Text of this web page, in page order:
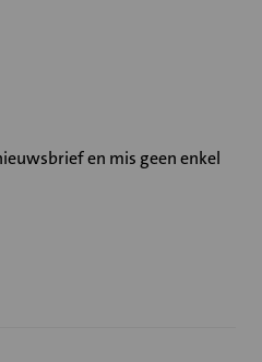
en mis geen enkel